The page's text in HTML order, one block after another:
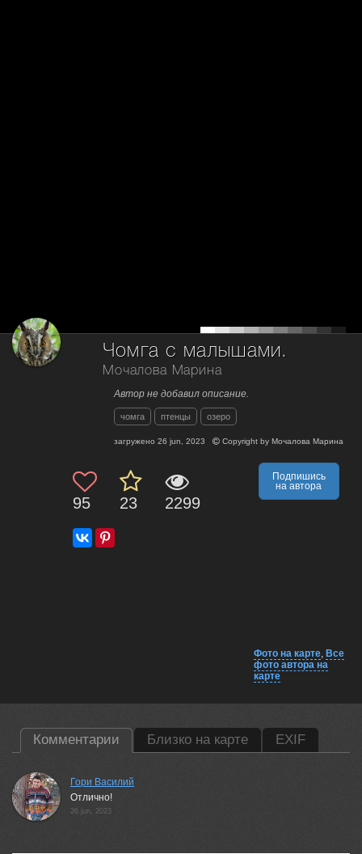
Чомга с малышами.
Мочалова Марина
Автор не добавил описание.
чомга птенцы озеро
загружено 26 jun, 2023 Copyright by Мочалова Марина
95 23 2299
Подпишись
на автора
Фото на карте, Все
фото автора на
карте
Комментарии Близко на карте EXIF
Гори Василий
Отлично!
26 jun, 2023